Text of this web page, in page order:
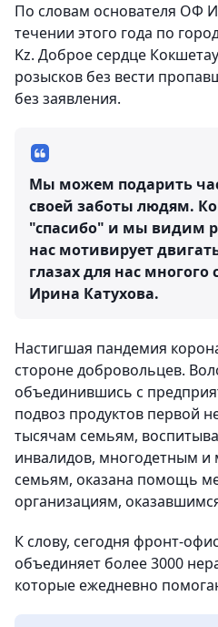
По словам основателя ОФ
течении этого года по
Kz. Доброе сердце
розысков без вести
без заявления.
Мы можем подарить
своей заботы людям.
"спасибо" и мы видим
нас мотивирует
глазах для нас многого
Ирина Катухова.
Настигшая пандемия
стороне добровольцев.
объединившись с
подвоз продуктов первой
тысячам семьям,
инвалидов, многодетным
семьям, оказана помощь
организациям,
К слову, сегодня фронт-
объединяет более 3000
которые ежедневно